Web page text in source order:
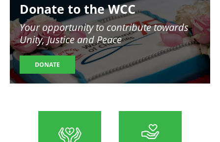
Donate to the WCC
Your opportunity to contribute towards
Unity, Justice and Peace
DONATE